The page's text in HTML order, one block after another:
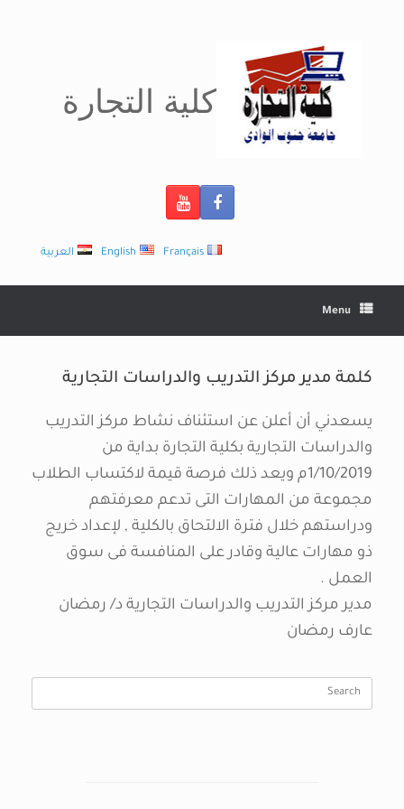
كلية التجارة
العربية English Français
Menu
كلمة مدير مركز التدريب والدراسات التجارية
يسعدني أن أعلن عن استئناف نشاط مركز التدريب
والدراسات التجارية بكلية التجارة بداية من
1/10/2019م ويعد ذلك فرصة قيمة لاكتساب الطلاب
مجموعة من المهارات التى تدعم معرفتهم
ودراستهم خلال فترة الالتحاق بالكلية , لإعداد خريج
ذو مهارات عالية وقادر على المنافسة فى سوق
العمل .
مدير مركز التدريب والدراسات التجارية د/ رمضان
عارف رمضان